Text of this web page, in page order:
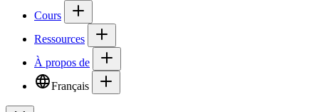
Cours
Ressources
À propos de
Français